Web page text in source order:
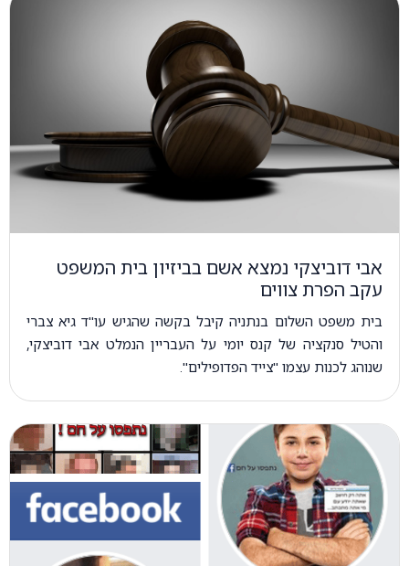
אבי דוביצקי נמצא אשם בביזיון בית המשפט
עקב הפרת צווים
בית משפט השלום בנתניה קיבל בקשה שהגיש עו"ד גיא צברי
והטיל סנקציה של קנס יומי על העבריין הנמלט אבי דוביצקי,
שנוהג לכנות עצמו "צייד הפדופילים".